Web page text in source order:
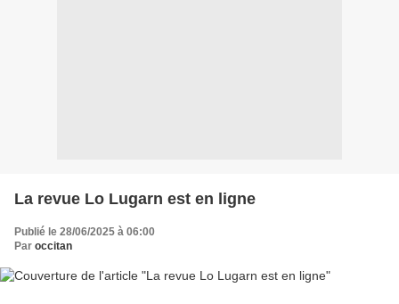
La revue Lo Lugarn est en ligne
Publié le 28/06/2025 à 06:00
Par occitan